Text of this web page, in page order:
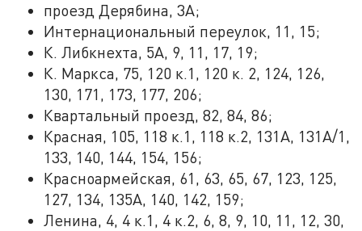
проезд Дерябина, 3А;
Интернациональный переулок, 11, 15;
К. Либкнехта, 5А, 9, 11, 17, 19;
К. Маркса, 75, 120 к.1, 120 к. 2, 124, 126,
130, 171, 173, 177, 206;
Квартальный проезд, 82, 84, 86;
Красная, 105, 118 к.1, 118 к.2, 131А, 131А/1,
133, 140, 144, 154, 156;
Красноармейская, 61, 63, 65, 67, 123, 125,
127, 134, 135А, 140, 142, 159;
Ленина, 4, 4 к.1, 4 к.2, 6, 8, 9, 10, 11, 12, 30,